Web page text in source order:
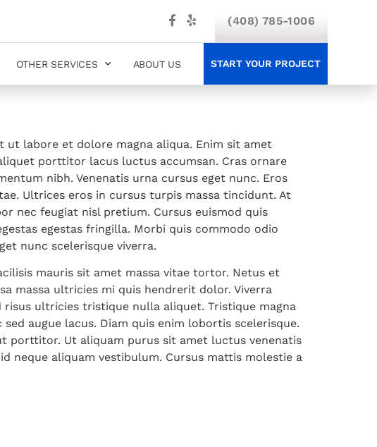
(408) 785-1006
OTHER SERVICES ABOUT US START YOUR PROJECT
labore et dolore magna aliqua. Enim sit amet
porttitor lacus luctus accumsan. Cras ornare
nibh. Venenatis urna cursus eget nunc. Eros
Ultrices eros in cursus turpis massa tincidunt. At
nec feugiat nisl pretium. Cursus euismod quis
egestas fringilla. Morbi quis commodo odio
nunc scelerisque viverra.
mauris sit amet massa vitae tortor. Netus et
massa ultricies mi quis hendrerit dolor. Viverra
ultricies tristique nulla aliquet. Tristique magna
augue lacus. Diam quis enim lobortis scelerisque.
porttitor. Ut aliquam purus sit amet luctus venenatis
neque aliquam vestibulum. Cursus mattis molestie a